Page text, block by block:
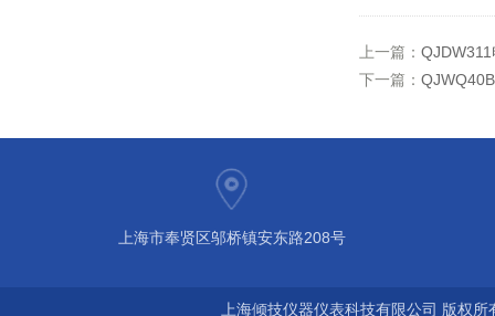
上一篇：
下一篇：
上海市奉贤区邬桥镇安东路208号
上海倾技仪器仪表科技有限公司 版权